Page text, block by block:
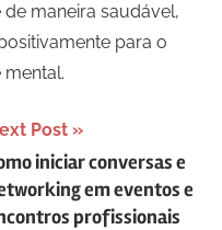
maneira saudável,
para o
Post
iniciar conversas e
em eventos e
profissionais